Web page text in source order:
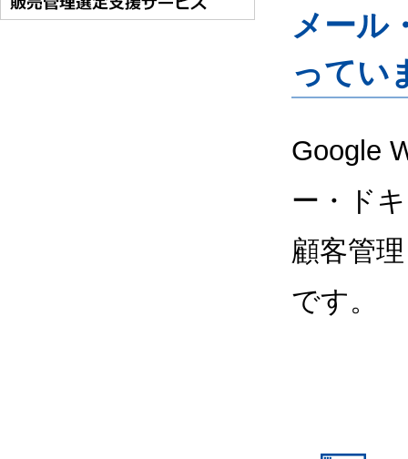
メール
ってい
Google
ー・ド
顧客管
です。